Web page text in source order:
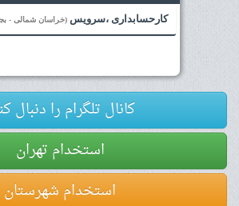
کارحسابداری ،سرویس (خراسان شمالی -
کانال تلگرام را دنبال
استخدام تهران
استخدام شهرستان